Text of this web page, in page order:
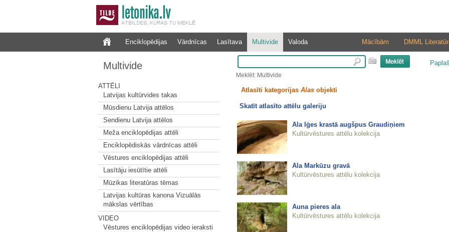
Enciklopēdijas Vārdnīcas Lasītava Multivide Valoda DMML
Mācībām
Multivide
ATTĒLI
Latvijas kultūrvides takas
Mūsdienu Latvija attēlos
Sendienu Latvija attēlos
Meža enciklopēdijas attēli
Enciklopēdiskās vārdnīcas attēli
Vēstures enciklopēdijas attēli
Lasītāju iesūtītie attēli
Mūzikas literatūras tēmas
Latvijas kultūras kanona Vizuālās
mākslas vērtības
VIDEO
Vēstures enciklopēdijas video ieraksti
Meklēt: Multivide
Atlasīti kategorijas Alasobjekti
Skatīt atlasīto attēlu galeriju
Ala Iģes krastā augšpus Graudiņiem
Kultūrvēstures attēlu kolekcija
Ala Markūzu gravā
Kultūrvēstures attēlu kolekcija
Auna pieres ala
Kultūrvēstures attēlu kolekcija